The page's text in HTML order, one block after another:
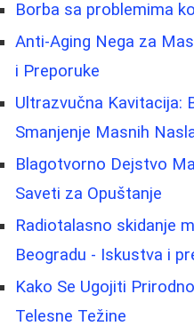
Borba sa problemima
Anti-Aging Nega za
i Preporuke
Ultrazvučna Kavitacija:
Smanjenje Masnih
Blagotvorno Dejstvo
Saveti za Opuštanje
Radiotalasno skidanje
Beogradu - Iskustva i
Kako Se Ugojiti
Telesne Težine